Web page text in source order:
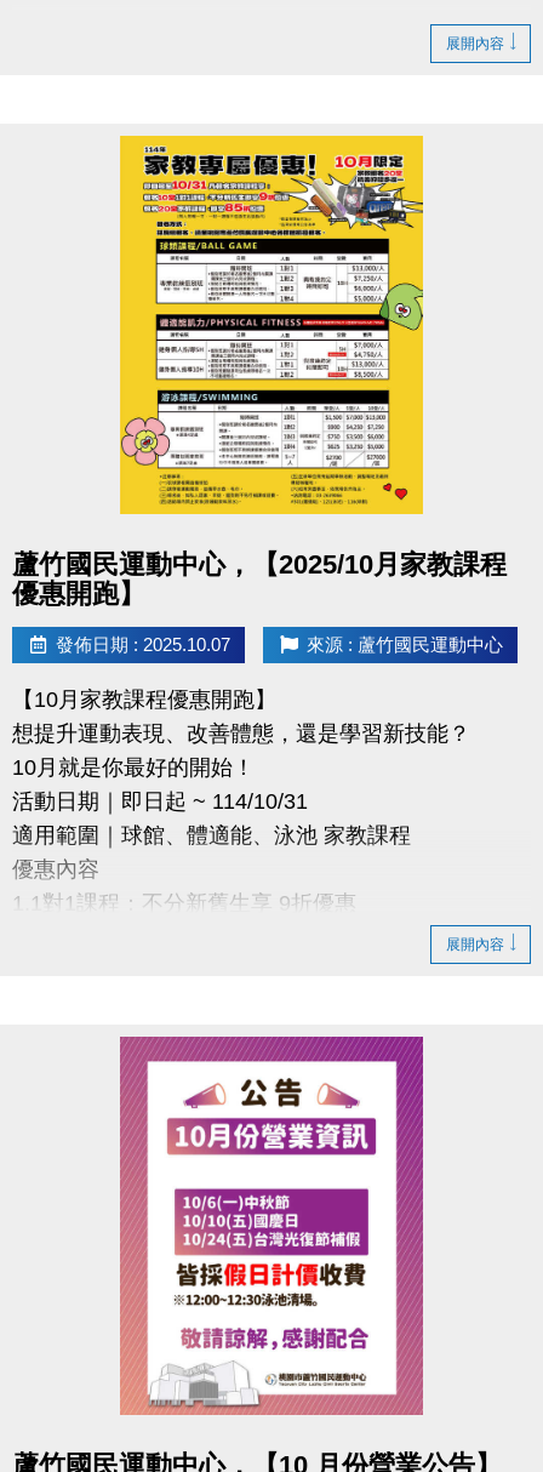
免費索取中心限定著色稿（數量有限，送完為止）
參賽資格：桃園市國小1～6年級學生（設籍或就讀皆
投稿時間：10/6～10/26 晚上8點前
投稿地點：蘆竹國民運動中心一樓櫃台
總獎金高達6,000元，還有作品展出機會！
快帶著孩子來參加，讓創意變成驚喜大獎！
有問題歡迎私訊小編或電話詢問：03-2639066 #106
詳細參賽辦法請掃描QR-Code查看
快標記身邊有小小畫家的朋友，一起來報名！
#蘆竹國民運動中心 #著色比賽 #兒童繪畫 #親子活動
#桃園童趣 #繪畫比賽
展開內容
蘆竹國民運動中心，【2025/10月家教課程
優惠開跑】
發佈日期 : 2025.10.07 來源 : 蘆竹國民運動中心
【10月家教課程優惠開跑】
想提升運動表現、改善體態，還是學習新技能？
10月就是你最好的開始！
活動日期｜即日起 ~ 114/10/31
適用範圍｜球館、體適能、泳池 家教課程
優惠內容
1.1對1課程：不分新舊生享 9折優惠
2.20堂課程：報名即享 85折優惠(一對一課程不包含在
數量有限，送完為止)
展開內容
蘆竹國民運動中心，【10 月份營業公告】